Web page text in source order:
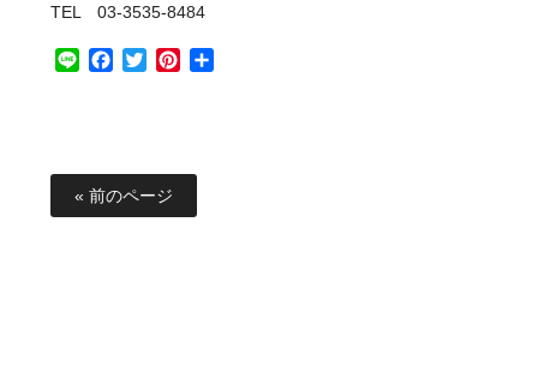
TEL 03-3535-8484
Line Facebook
TwitterPinterest
« 前のページ